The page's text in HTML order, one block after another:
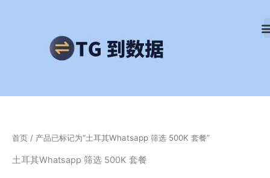
首页 / 产品已标记为“土耳其Whatsapp 筛选 500K 套餐”
土耳其Whatsapp 筛选 500K 套餐